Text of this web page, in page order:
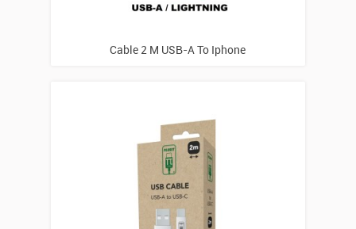
Cable 2 M USB-A To Iphone